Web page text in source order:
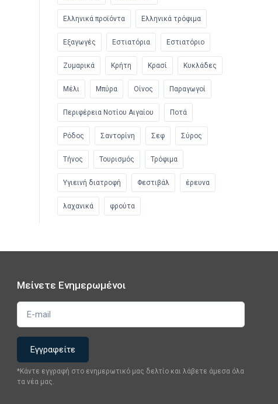
Ελληνικά προϊόντα Ελληνικά τρόφιμα
Εξαγωγές Εστιατόρια Εστιατόριο
Ζυμαρικά Κρήτη Κρασί Κυκλάδες
Μέλι Μπύρα Οίνος Παραγωγοί
Περιφέρεια Νοτίου Αιγαίου Ποτά
Ρόδος Σαντορίνη Σεφ Σύρος
Τήνος Τουρισμός Τρόφιμα
Υγιεινή διατροφή Φεστιβάλ έρευνα
λαχανικά φρούτα
Μείνετε Ενημερωμένοι
*Κάντε εγγραφή στο ενημερωτικό μας δελτίο και λάβετε άμεσα όλα
τα νέα μας.